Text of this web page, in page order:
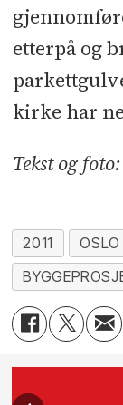
etterpå og
kirke har
Tekst og
2011 OSLO